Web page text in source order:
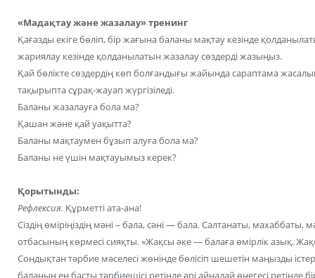
«Мадақтау және жазалау» тренинг
Қағазды екіге бөліп, бір жағына баланы мақтау кезінде
жариялау кезінде қолданылатын жазалау сөздерді жазыңыз.
Қай бөлікте сөздердің көп болғандығы жайында сараптама
тақырыпта сұрақ-жауап жүргізіледі.
Баланы жазалауға бола ма?
Қашан және қай уақытта?
Баланы мақтаумен бұзып алуға бола ма?
Баланы не үшін мақтауымыз керек?
Қорытынды:
Рефлексия. Құрметті ата-ана!
Сіздің өміріңіздің мәні – бала, сәні — бала. Салтанаты, махаббаты,
отбасының көрмесі сияқты. «Жақсы әке — балаға өмірлік азық.
Сондықтан тәрбие мәселесі жөнінде бөлісіп шешетін маңызды
баланың ең басты тәрбиешісі ретінде әрі айнадай өнегесі ретінде